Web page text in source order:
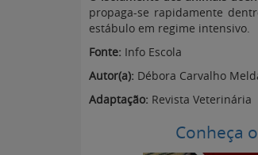
propaga-se rapidamente
estábulo em regime intensivo.
Fonte: Info Escola
Autor(a): Débora Carvalho
Adaptação: Revista Veterinária
Conheça